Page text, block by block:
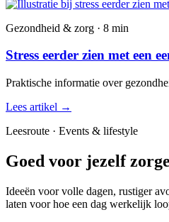
Gezondheid & zorg · 8 min
Stress eerder zien met een
Praktische informatie over
Lees artikel →
Leesroute · Events & lifestyle
Goed voor jezelf
Ideeën voor volle dagen, rustiger
laten voor hoe een dag werkelijk